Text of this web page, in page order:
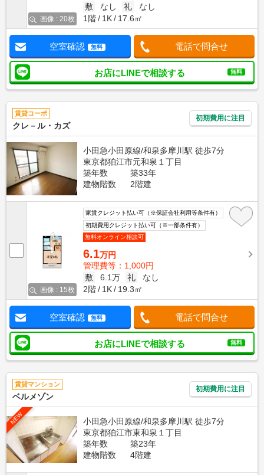
画像 : 20枚
敷
なし 礼
なし
1階
1K 17.6㎡
空室確認 無料 電話で問合せ
お店にLINEで相談する 無料
賃貸コーポ
クレ－ル・カズ
初期費用に注目
小田急小田原線/和泉多摩川駅 徒歩7分
東京都狛江市元和泉１丁目
築年数
築33年
建物階数
2階建
画像 : 15枚
家賃クレジット払い可（※保証会社利用等条件有）
初期費用クレジット払い可（※一部条件有）
無料オンライン相談可
6.1万円
管理費等：1,000円
敷
6.1万 礼
なし
2階
1K 19.3㎡
空室確認 無料 電話で問合せ
お店にLINEで相談する 無料
賃貸マンション
ベルメゾン
初期費用に注目
NEW
小田急小田原線/和泉多摩川駅 徒歩7分
東京都狛江市東和泉１丁目
築年数
築23年
建物階数
4階建